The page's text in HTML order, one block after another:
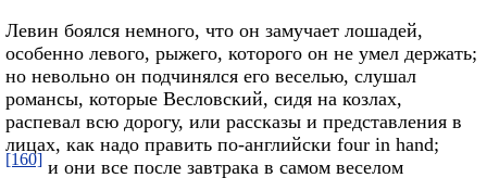
Левин боялся немного, что он замучает лошадей,
особенно левого, рыжего, которого он не умел держать;
но невольно он подчинялся его веселью, слушал
романсы, которые Весловский, сидя на козлах,
распевал всю дорогу, или рассказы и представления в
лицах, как надо править по-английски four in hand;
[160] и они все после завтрака в самом веселом